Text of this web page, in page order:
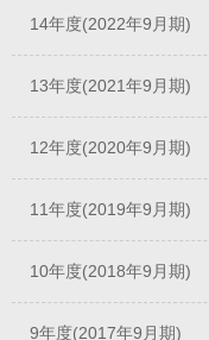
14年度(2022年9月期)
13年度(2021年9月期)
12年度(2020年9月期)
11年度(2019年9月期)
10年度(2018年9月期)
9年度(2017年9月期)